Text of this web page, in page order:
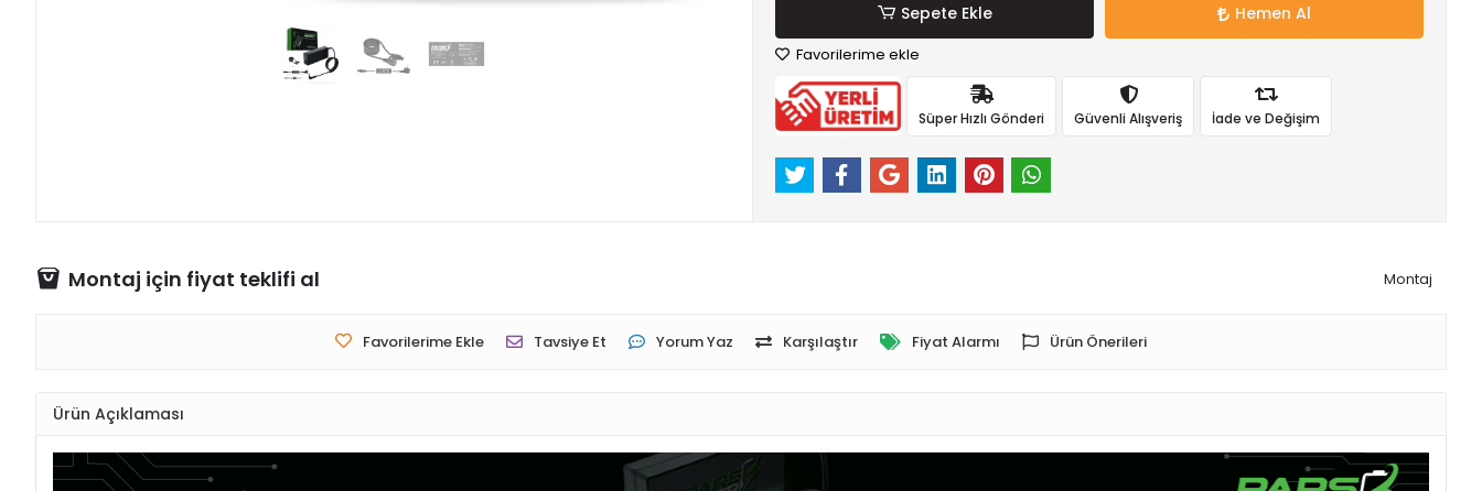
Sepete Ekle Hemen Al
Favorilerime ekle
Süper Hızlı Gönderi Güvenli Alışveriş İade ve Değişim
Montaj için fiyat teklifi al Montaj
Favorilerime Ekle Tavsiye Et Yorum Yaz Karşılaştır Fiyat Alarmı Ürün Önerileri
Ürün Açıklaması